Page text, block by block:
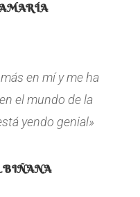
en mí y me ha
el mundo de la
yendo genial»